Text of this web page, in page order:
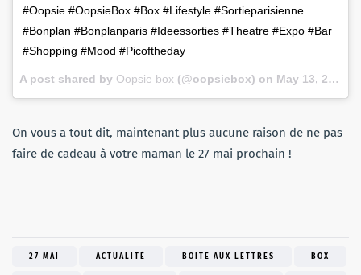
#Oopsie #OopsieBox #Box #Lifestyle #Sortieparisienne
#Bonplan #Bonplanparis #Ideessorties #Theatre #Expo #Bar
#Shopping #Mood #Picoftheday
A post shared by Oopsie box (@oopsiebox) on May 13, 2018 at 6:33am PDT
On vous a tout dit, maintenant plus aucune raison de ne pas
faire de cadeau à votre maman le 27 mai prochain !
27 MAI ACTUALITÉ BOITE AUX LETTRES BOX